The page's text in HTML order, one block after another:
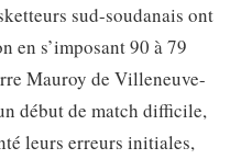
sud-soudanais ont
en s’imposant 90 à 79
Mauroy de Villeneuve-
début de match difficile,
leurs erreurs initiales,